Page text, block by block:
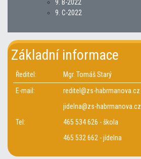
9. B-2022
9. C-2022
Základní informace
Ředitel:
Mgr. Tomáš Starý
E-mail:
reditel@zs-habrmanova.cz
jidelna@zs-habrmanova.cz
Tel:
465 534 626 - škola
465 532 662 - jídelna